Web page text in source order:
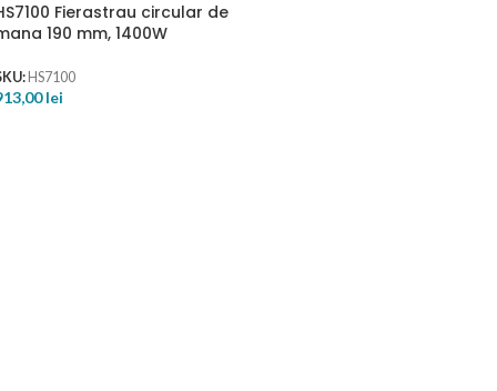
Fierastrau circular de
190 mm, 1400W
HS7100
lei